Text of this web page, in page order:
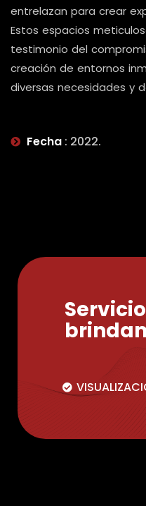
entrelazan para crear
Estos espacios
testimonio del
creación de entornos
diversas necesidades y
Fecha: 2022.